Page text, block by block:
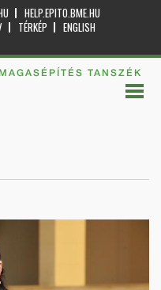
HELP.EPITO.BME.HU
TÉRKÉP
ENGLISH
TANSZÉK